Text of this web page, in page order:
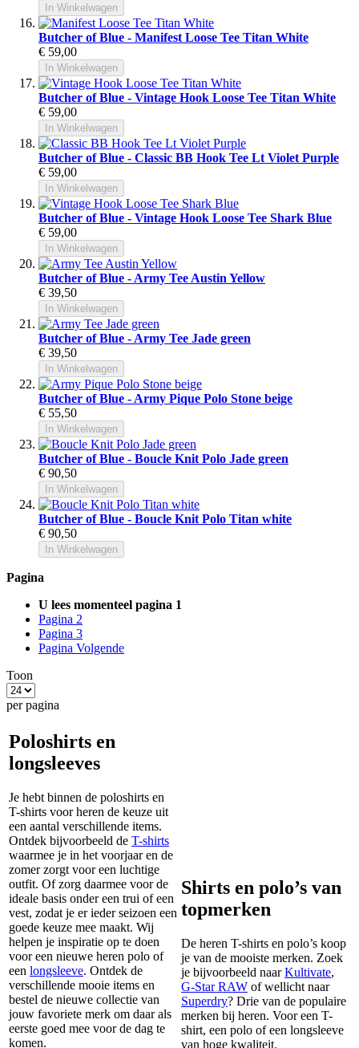
In Winkelwagen
Butcher of Blue - Manifest Loose Tee Titan White
€ 59,00
In Winkelwagen
Butcher of Blue - Vintage Hook Loose Tee Titan White
€ 59,00
In Winkelwagen
Butcher of Blue - Classic BB Hook Tee Lt Violet Purple
€ 59,00
In Winkelwagen
Butcher of Blue - Vintage Hook Loose Tee Shark Blue
€ 59,00
In Winkelwagen
Butcher of Blue - Army Tee Austin Yellow
€ 39,50
In Winkelwagen
Butcher of Blue - Army Tee Jade green
€ 39,50
In Winkelwagen
Butcher of Blue - Army Pique Polo Stone beige
€ 55,50
In Winkelwagen
Butcher of Blue - Boucle Knit Polo Jade green
€ 90,50
In Winkelwagen
Butcher of Blue - Boucle Knit Polo Titan white
€ 90,50
In Winkelwagen
Pagina
U lees momenteel pagina 1
Pagina 2
Pagina 3
Pagina Volgende
Toon
per pagina
Poloshirts en
longsleeves
Je hebt binnen de poloshirts en
T-shirts voor heren de keuze uit
een aantal verschillende items.
Ontdek bijvoorbeeld de T-shirts
waarmee je in het voorjaar en de
zomer zorgt voor een luchtige
outfit. Of zorg daarmee voor de
ideale basis onder een trui of een
vest, zodat je er ieder seizoen een
goede keuze mee maakt. Wij
helpen je inspiratie op te doen
voor een nieuwe heren polo of
een longsleeve. Ontdek de
verschillende mooie items en
bestel de nieuwe collectie van
jouw favoriete merk om daar als
eerste goed mee voor de dag te
komen.
Shirts en polo’s van
topmerken
De heren T-shirts en polo’s koop
je van de mooiste merken. Zoek
je bijvoorbeeld naarKultivate,
G-Star RAW of wellicht naar
Superdry? Drie van de populaire
merken bij heren. Voor een T-
shirt, een polo of een longsleeve
van hoge kwaliteit.